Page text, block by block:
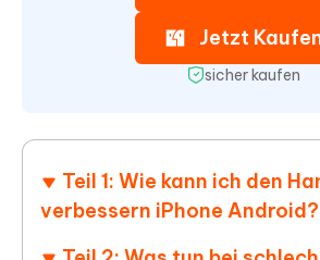
Jetzt
sicher kaufen
Teil 1: Wie kann ich den
verbessern iPhone Android?